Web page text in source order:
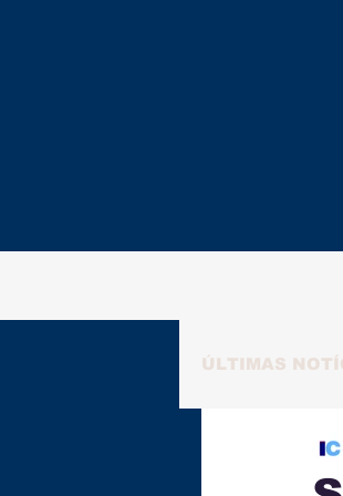
ÚLTIMAS
RAFAELA